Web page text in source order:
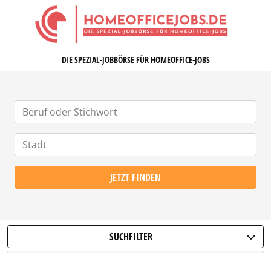
HOMEOFFICEJOBS.DE
DIE SPEZIAL-JOBBÖRSE FÜR HOMEOFFICE-JOBS
JETZT FINDEN
SUCHFILTER